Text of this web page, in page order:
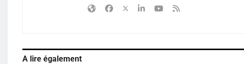
A lire également